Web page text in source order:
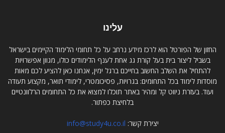
עלינו
החזון של הפורטל הוא לרכז מידע נרחב על כל תחומי הלימוד הקיימים בישראל
בשביל ליצור בית בעל קורת גג אחת לענף הלימודים כולו, מגוון אפשרויות
להתחיל את השלב החשוב בחייכם ברגל ימין, אנחנו כאן להציע לכם מאות
מוסדות לימוד בכל התחומים: בגרויות, פסיכומטרי, לימודי תואר, מקצוע תעודה
ועוד. בעזרת ניווט קל ומהיר באתר תוכלו למצוא את כל התחומים הרלוונטיים
בלחיצת כפתור.
יצירת קשר: info@study4u.co.il